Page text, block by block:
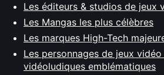
Les éditeurs & studios de jeux
Les Mangas les plus célèbres
Les marques High-Tech
Les personnages de jeux
vidéoludiques emblématiques